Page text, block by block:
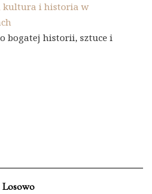
kultura i historia w
bogatej historii, sztuce i
Losowo